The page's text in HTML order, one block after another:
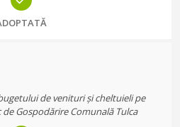
de venituri și cheltuieli pe
Gospodărire Comunală Tulca